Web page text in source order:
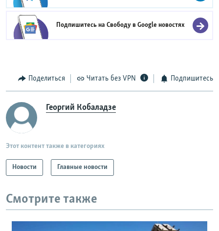
Подпишитесь на Свободу вGoogle новостях
Поделиться Читать без VPN Подпишитесь
Георгий Кобаладзе
Этот контент также в категориях
Новости Главные новости
Смотрите также